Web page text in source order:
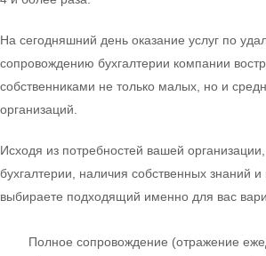
На сегодняшний день оказание услуг по
сопровождению бухгалтерии компании
собственниками не только малых, но и
организаций.
Исходя из потребностей вашей
бухгалтерии, наличия собственных знаний
выбираете подходящий именно для вас
Полное сопровождение (отражение